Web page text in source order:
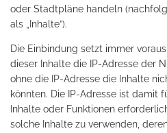
oder Stadtpläne handeln
als „Inhalte”).
Die Einbindung setzt immer
dieser Inhalte die IP-Adresse der
ohne die IP-Adresse die Inhalte
könnten. Die IP-Adresse ist damit
Inhalte oder Funktionen
solche Inhalte zu verwenden,